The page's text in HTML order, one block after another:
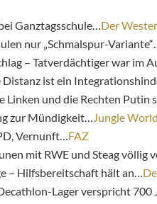
Ganztagsschule… Der
nur „Schmalspur-Variante“…
– Tatverdächtiger war im
ist ein
Linken und die Rechten Putin
zur Mündigkeit…
Jungle World
Vernunft… FAZ
mit RWE und Steag völlig
– Hilfsbereitschaft hält an…
Lager verspricht 700